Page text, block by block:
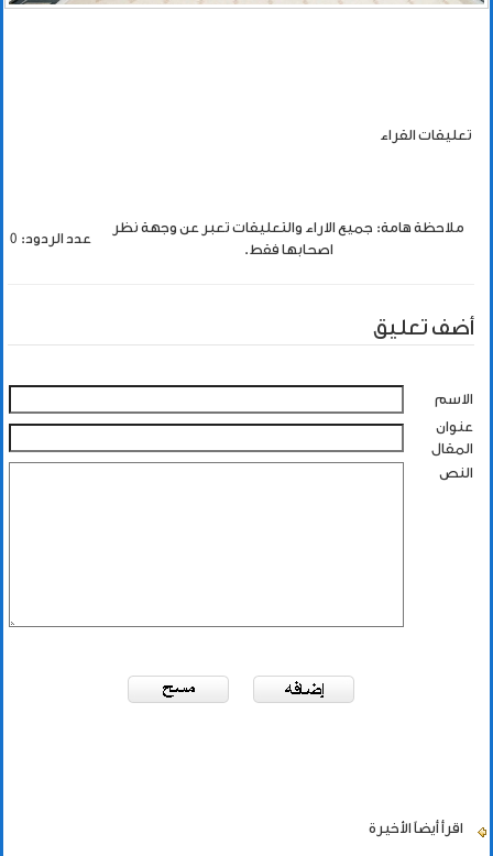
تعليقات القراء
ملاحظة هامة: جميع الاراء والتعليقات تعبر عن وجهة نظر
اصحابها فقط.
عدد الردود: 0
أضف تعليق
الاسم
عنوان
المقال
النص
اقرأ أيضاً الأخيرة